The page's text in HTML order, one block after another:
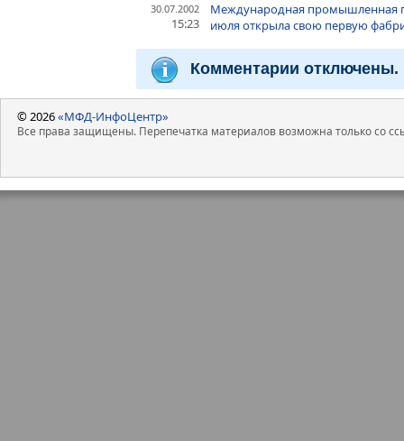
30.07.2002
15:23
Международная промышленная
июля открыла свою первую
Комментарии отключены.
© 2026«МФД-ИнфоЦентр»
Все права защищены. Перепечатка материалов возможна только со